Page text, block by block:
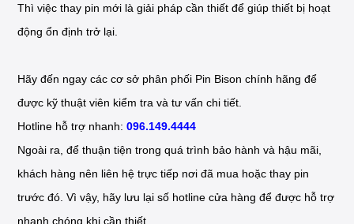
Thì việc thay pin mới là giải pháp cần thiết để giúp thiết bị hoạt
động ổn định trở lại.
Hãy đến ngay các cơ sở phân phối Pin Bison chính hãng để
được kỹ thuật viên kiểm tra và tư vấn chi tiết.
Hotline hỗ trợ nhanh:096.149.4444
Ngoài ra, để thuận tiện trong quá trình bảo hành và hậu mãi,
khách hàng nên liên hệ trực tiếp nơi đã mua hoặc thay pin
trước đó. Vì vậy, hãy lưu lại số hotline cửa hàng để được hỗ trợ
nhanh chóng khi cần thiết.